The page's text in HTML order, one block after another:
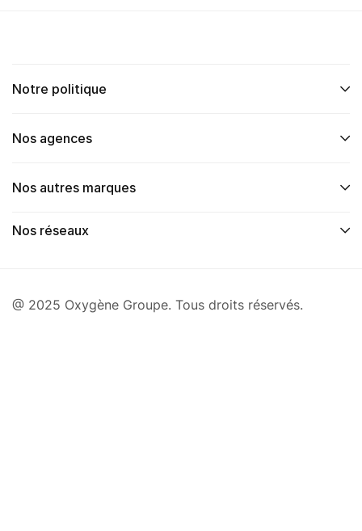
Notre politique
Nos agences
Nos autres marques
Nos réseaux
@ 2025 Oxygène Groupe. Tous droits réservés.